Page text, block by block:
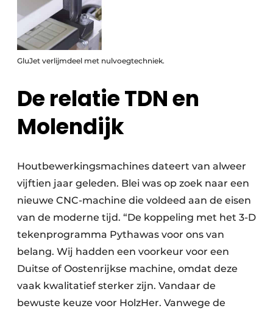
GluJet verlijmdeel met nulvoegtechniek.
De relatie TDN en
Molendijk
Houtbewerkingsmachines dateert van alweer
vijftien jaar geleden. Blei was op zoek naar een
nieuwe CNC-machine die voldeed aan de eisen
van de moderne tijd. “De koppeling met het 3-D
tekenprogramma Pythawas voor ons van
belang. Wij hadden een voorkeur voor een
Duitse of Oostenrijkse machine, omdat deze
vaak kwalitatief sterker zijn. Vandaar de
bewuste keuze voor HolzHer. Vanwege de